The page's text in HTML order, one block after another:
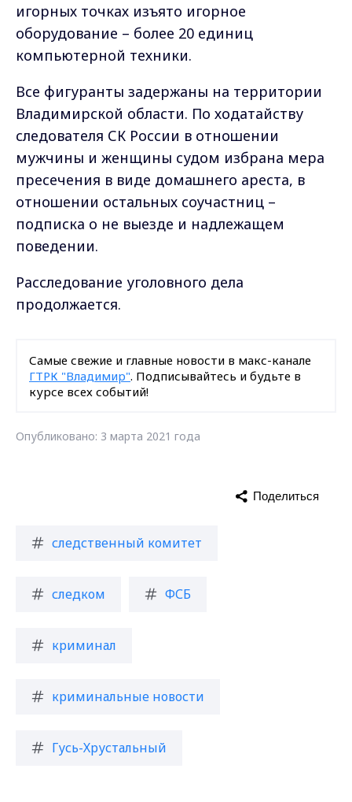
игорных точках изъято игорное
оборудование – более 20 единиц
компьютерной техники.
Все фигуранты задержаны на территории
Владимирской области. По ходатайству
следователя СК России в отношении
мужчины и женщины судом избрана мера
пресечения в виде домашнего ареста, в
отношении остальных соучастниц –
подписка о не выезде и надлежащем
поведении.
Расследование уголовного дела
продолжается.
Самые свежие и главные новости в макс-канале
ГТРК "Владимир". Подписывайтесь и будьте в
курсе всех событий!
Опубликовано: 3 марта 2021 года
следственный комитет
следком ФСБ
криминал
криминальные новости
Гусь-Хрустальный
Поделиться